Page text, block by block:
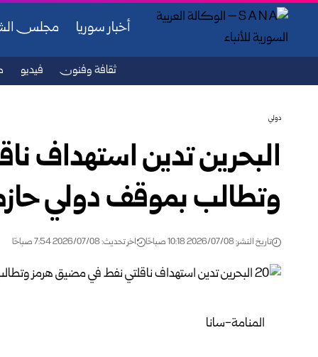
أخبار سوريا مجلس
ثقافة وفنون فيديو
دولي
البحرين تدين استهداف
وتطالب بموقف دولي
تاريخ النشر: 2026/07/08 10:18 صباحًا اخر تحديث: 2026/07/08 7:54 صباحًا
المنامة-سانا